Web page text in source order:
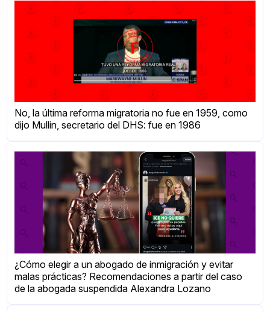
No, la última reforma migratoria no fue en 1959, como
dijo Mullin, secretario del DHS: fue en 1986
¿Cómo elegir a un abogado de inmigración y evitar
malas prácticas? Recomendaciones a partir del caso
de la abogada suspendida Alexandra Lozano